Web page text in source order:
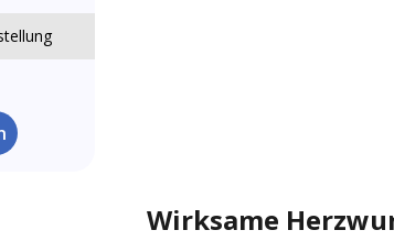
Wirksame